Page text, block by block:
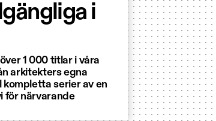
i
1 000 titlar i våra
arkitekters egna
kompletta serier av en
för närvarande